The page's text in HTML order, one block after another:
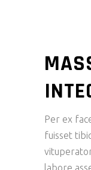
Per ex
fuisset
labore